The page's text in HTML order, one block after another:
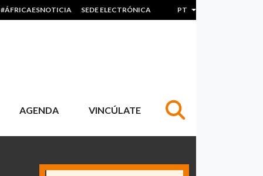
#ÁFRICAESNOTICIA SEDE ELECTRÓNICA PT Lista de ações
AGENDA VINCÚLATE